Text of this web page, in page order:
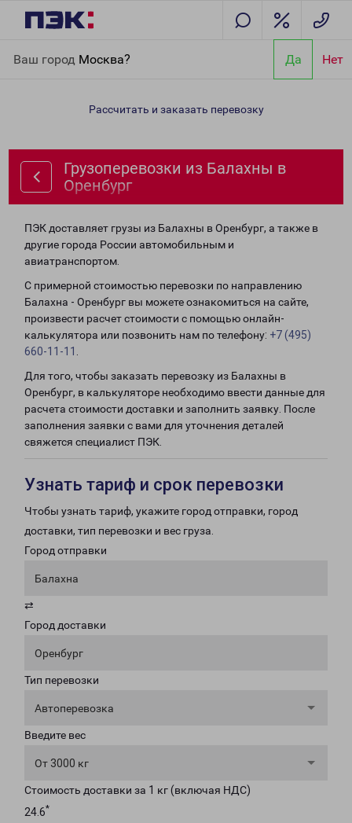
Ваш город Москва? Да Нет
Оренбург
Рассчитать и заказать перевозку
Грузоперевозки из Балахны в
Оренбург
ПЭК доставляет грузы из Балахны в Оренбург, а также в
другие города России автомобильным и
авиатранспортом.
С примерной стоимостью перевозки по направлению
Балахна - Оренбург вы можете ознакомиться на сайте,
произвести расчет стоимости с помощью онлайн-
калькулятора или позвонить нам по телефону: +7 (495)
660-11-11
Для того, чтобы заказать перевозку из Балахны в
Оренбург, в калькуляторе необходимо ввести данные для
расчета стоимости доставки и заполнить заявку. После
заполнения заявки с вами для уточнения деталей
свяжется специалист ПЭК.
Узнать тариф и срок перевозки
Чтобы узнать тариф, укажите город отправки, город
доставки, тип перевозки и вес груза.
Город отправки
Балахна
⇄
Город доставки
Оренбург
Тип перевозки
Автоперевозка
Введите вес
От 3000 кг
Стоимость доставки за 1 кг (включая НДС)
24.6*